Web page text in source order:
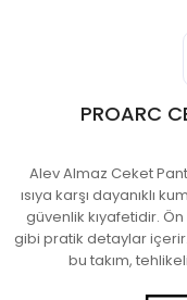
PROARC
Alev Almaz Ceket
ısıya karşı dayanıklı
güvenlik kıyafetidir.
gibi pratik detaylar
bu takım,